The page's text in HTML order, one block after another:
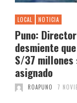
LOCAL NOTICIA
Puno:
desmiente
S/37 millones
asignado
ROAPUNO 7